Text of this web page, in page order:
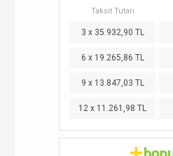
Taksit Tutarı
3 x 35.932,90 TL
6 x 19.265,86 TL
9 x 13.847,03 TL
12 x 11.261,98 TL